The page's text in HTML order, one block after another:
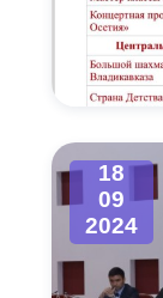
18
09
2024